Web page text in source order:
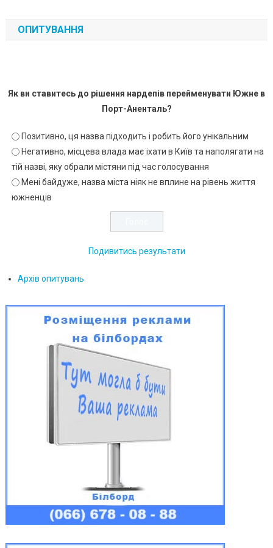
ОПИТУВАННЯ
Як ви ставитесь до рішення нардепів перейменувати Южне в
Порт-Аненталь?
Позитивно, ця назва підходить і робить його унікальним
Негативно, місцева влада має їхати в Київ та наполягати на
тій назві, яку обрали містяни під час голосування
Мені байдуже, назва міста ніяк не вплине на рівень життя
южненців
Подивитись результати
Архів опитувань